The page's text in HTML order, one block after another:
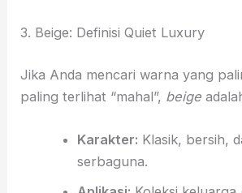
3. Beige: Definisi Quiet Luxury
Jika Anda mencari warna yang
paling terlihat “mahal”, beige
Karakter: Klasik, bersih,
serbaguna.